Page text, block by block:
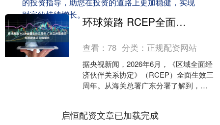
的投资指导，助您在投资的道路上更加稳健，实现
财富的持续增长。
环球策路 RCEP全面生效三周年 广东口岸连续三年税款减让大幅增长
查看：78 分类： 正规配资网站
据央视新闻，2026年6月，《区域全面经
济伙伴关系协定》（RCEP）全面生效三
周年。从海关总署广东分署了解到，自
启恒配资文章已加载完成